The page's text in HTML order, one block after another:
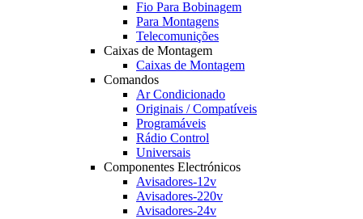
Fio Para Bobinagem
Para Montagens
Telecomunições
Caixas de Montagem
Caixas de Montagem
Comandos
Ar Condicionado
Originais / Compatíveis
Programáveis
Rádio Control
Universais
Componentes Electrónicos
Avisadores-12v
Avisadores-220v
Avisadores-24v